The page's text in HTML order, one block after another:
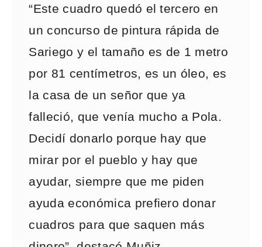
“Este cuadro quedó el tercero en
un concurso de pintura rápida de
Sariego y el tamaño es de 1 metro
por 81 centímetros, es un óleo, es
la casa de un señor que ya
falleció, que venía mucho a Pola.
Decidí donarlo porque hay que
mirar por el pueblo y hay que
ayudar, siempre que me piden
ayuda económica prefiero donar
cuadros para que saquen más